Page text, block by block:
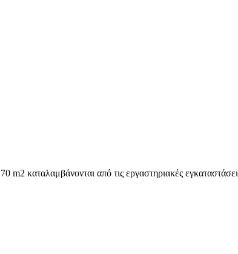
καταλαμβάνονται από τις εργαστηριακές